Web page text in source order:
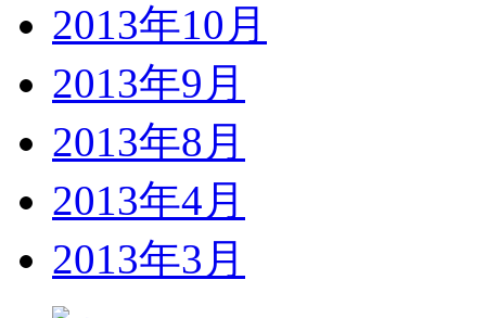
2013年10月
2013年9月
2013年8月
2013年4月
2013年3月